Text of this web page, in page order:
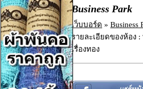
Business Park
เว็บบอร์ด » Business
รายละเอียดของห้อง :
เรื่องทอง